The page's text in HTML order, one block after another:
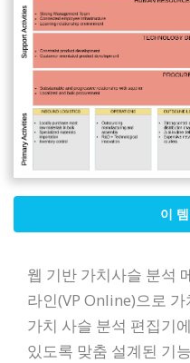
이
웹 기반 가치사슬 분석
라인(VP Online)으로
가치 사슬 분석 편집기
있도록 맞춤 설계된 기